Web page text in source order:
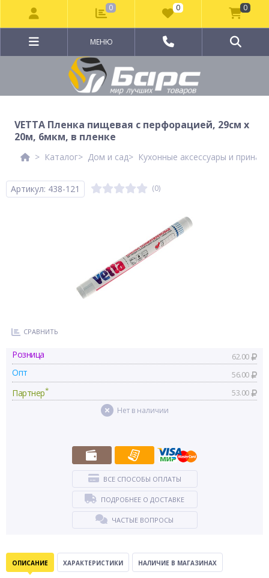
МЕНЮ
VETTA Пленка пищевая с перфорацией, 29см x
20м, 6мкм, в пленке
Каталог Дом и сад Кухонные аксессуары и
Артикул: 438-121 (0)
СРАВНИТЬ
Розница 62.00
Опт 56.00
Партнер* 53.00
Нет в наличии
ВСЕ СПОСОБЫ ОПЛАТЫ
ПОДРОБНЕЕ О ДОСТАВКЕ
ЧАСТЫЕ ВОПРОСЫ
ОПИСАНИЕ ХАРАКТЕРИСТИКИ НАЛИЧИЕ В МАГАЗИНАХ
0 0 0